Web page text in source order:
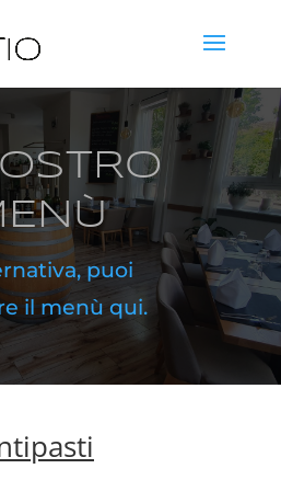
puoi
il menù qui.